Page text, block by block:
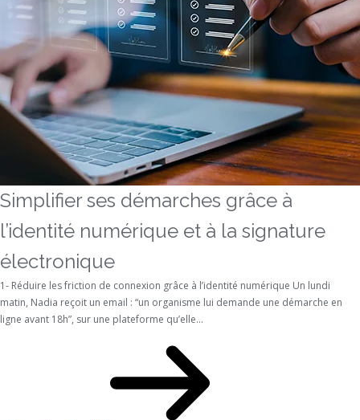
Simplifier ses démarches grâce à
l’identité numérique et à la signature
électronique
1- Réduire les friction de connexion grâce à l’identité numérique Un lundi
matin, Nadia reçoit un email : “un organisme lui demande une démarche en
ligne avant 18h”, sur une plateforme qu’elle...